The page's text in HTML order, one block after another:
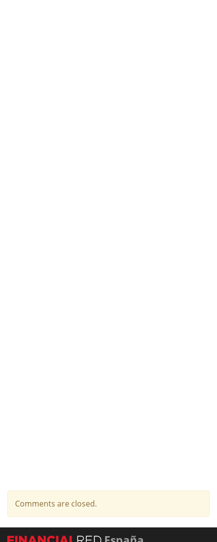
Comments are closed.